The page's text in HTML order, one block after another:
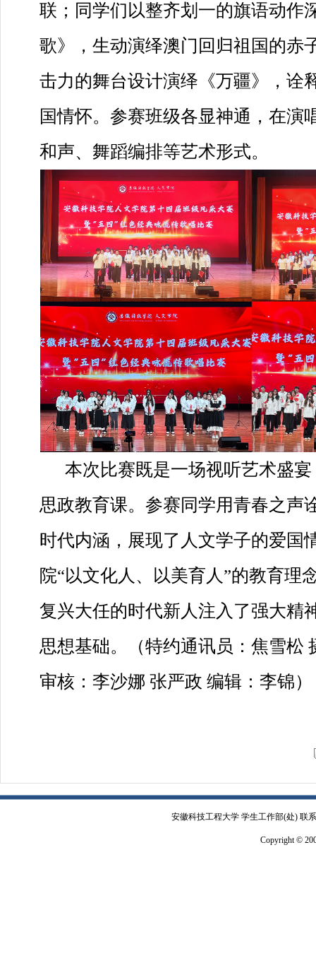
联；同学们以整齐划一的旗语动作
歌》，生动演绎澳门回归祖国的赤
击力的舞台设计演绎《万疆》，诠
国情怀。参赛班级各显神通，在演
和声、舞蹈编排等艺术形式。
本次比赛既是一场视听艺术盛
思政教育课。参赛同学用青春之声
时代内涵，展现了人文学子的爱国
院“以文化人、以美育人”的教育理
复兴大任的时代新人注入了强大精
思想基础。（特约通讯员：焦雪松
审核：李沙娜 张严政 编辑：李锦）
安徽科技工程大学 学生工作部(处) 联
Copyright ©